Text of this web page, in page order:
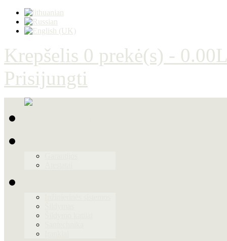
Krepšelis 0 prekė(s) -
Prisijungti